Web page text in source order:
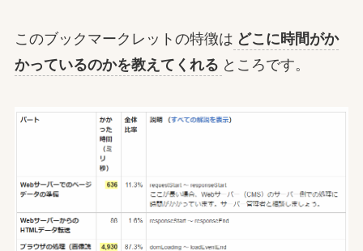
このブックマークレットの特徴は どこに時間がか
かっているのかを教えてくれる ところです。